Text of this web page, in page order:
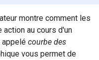
montre comment les
au cours d'un
appelé courbe des
vous permet de